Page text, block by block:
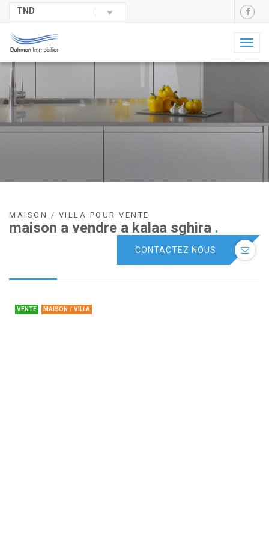
TND
MAISON / VILLA POUR VENTE
maison a vendre a kalaa sghira .
CONTACTEZ NOUS
VENTE MAISON / VILLA